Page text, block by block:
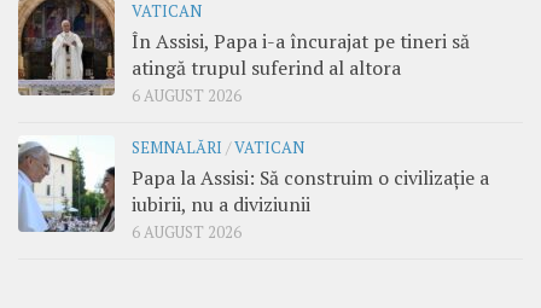
VATICAN
În Assisi, Papa i-a încurajat pe tineri să
atingă trupul suferind al altora
6 AUGUST 2026
SEMNALĂRI /VATICAN
Papa la Assisi: Să construim o civilizație a
iubirii, nu a diviziunii
6 AUGUST 2026